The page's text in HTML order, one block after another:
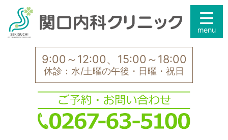
9:00～12:00、15:00～18:00
休診：水/土曜の午後・日曜・祝日